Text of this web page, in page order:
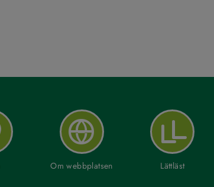
Om webbplatsen Lättläst